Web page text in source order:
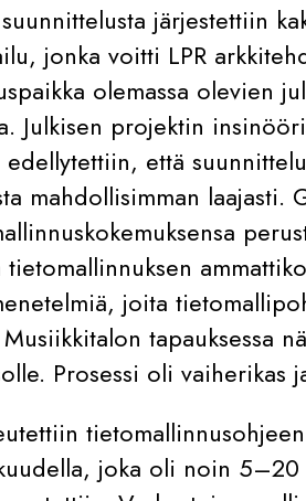
järjestettiin
jonka voitti LPR
olemassa olevien
Julkisen projektin
että
mahdollisimman laajasti.
joita
tapauksessa
Prosessi oli vaiherikas
joka oli noin 5–20